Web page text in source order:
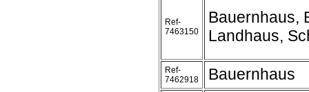
Ref-
7463150
Bauernhaus,
Landhaus,
Ref-
7462918
Bauernhaus